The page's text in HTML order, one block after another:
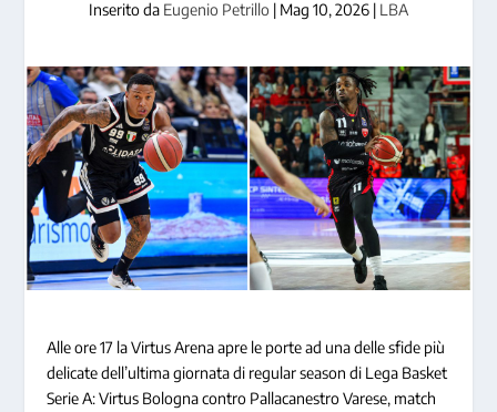
Inserito da Eugenio Petrillo | Mag 10, 2026 | LBA
Alle ore 17 la Virtus Arena apre le porte ad una delle sfide più
delicate dell’ultima giornata di regular season di Lega Basket
Serie A: Virtus Bologna contro Pallacanestro Varese, match